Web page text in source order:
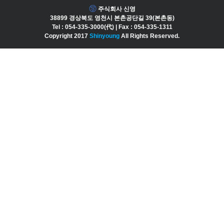
주식회사 신영
38899 경상북도 영천시 본촌공단길 39(본촌동)
Tel : 054-335-3000(代) | Fax : 054-335-1311
Copyright 2017 Shinyoung All Rights Reserved.